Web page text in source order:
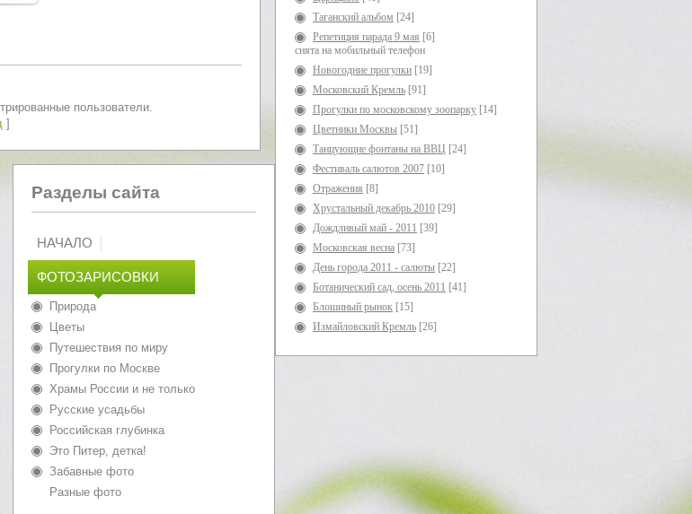
пользователи.
]
Таганский альбом [24]
Репетиция парада 9 мая [6]
снята на мобильный телефон
Новогодние прогулки [19]
Московский Кремль [91]
Прогулки по московскому зоопарку [14]
Цветники Москвы [51]
Танцующие фонтаны на ВВЦ [24]
Фестиваль салютов 2007 [10]
Отражения [8]
Хрустальный декабрь 2010 [29]
Дождливый май - 2011 [39]
Московская весна [73]
День города 2011 - салюты [22]
Ботанический сад, осень 2011 [41]
Блошиный рынок [15]
Измайловский Кремль [26]
Разделы сайта
НАЧАЛО
ФОТОЗАРИСОВКИ
Природа
Цветы
Путешествия по миру
Прогулки по Москве
Храмы России и не только
Русские усадьбы
Российская глубинка
Это Питер, детка!
Забавные фото
Разные фото